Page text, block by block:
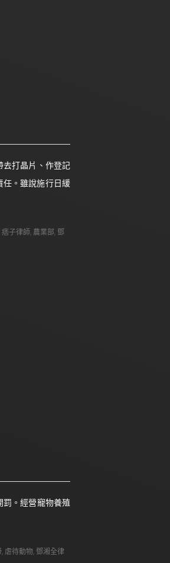
去打晶片、作登記
任。雖說施行日緩
痞子律師, 農業部, 鄧
罰。經營寵物養殖
, 虐待動物, 鄧湘全律